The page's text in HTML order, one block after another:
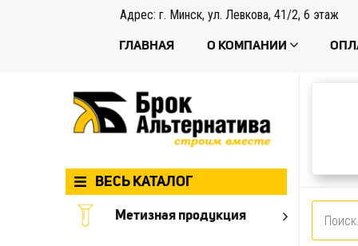
Адрес: г. Минск, ул. Левкова, 41/2, 6 этаж
ГЛАВНАЯ О КОМПАНИИ
ВЕСЬ КАТАЛОГ
Метизная продукция